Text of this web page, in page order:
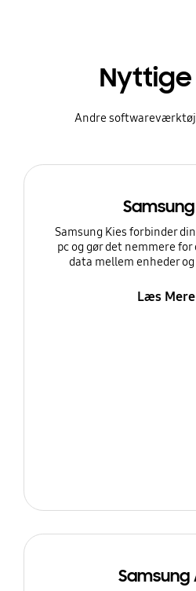
Nyttige
Andre
Samsung Kies forbinder
pc og gør det nemmere
data mellem enheder
Læs Mere
Samsung